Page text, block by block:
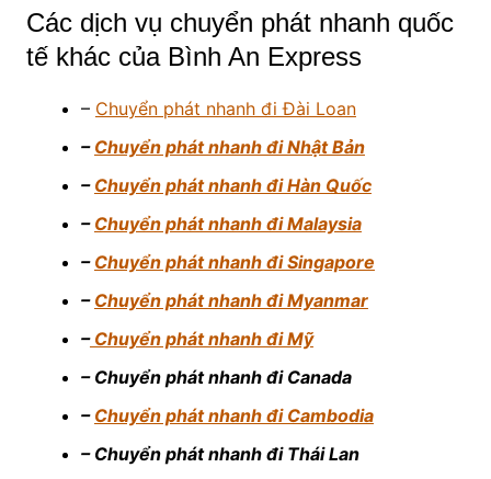
Các dịch vụ chuyển phát nhanh quốc
tế khác của Bình An Express
– Chuyển phát nhanh đi Đài Loan
– Chuyển phát nhanh đi Nhật Bản
– Chuyển phát nhanh đi Hàn Quốc
– Chuyển phát nhanh đi Malaysia
– Chuyển phát nhanh đi Singapore
– Chuyển phát nhanh đi Myanmar
–Chuyển phát nhanh đi Mỹ
– Chuyển phát nhanh đi Canada
– Chuyển phát nhanh đi Cambodia
– Chuyển phát nhanh đi Thái Lan